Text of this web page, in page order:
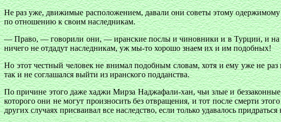
Не раз уже, движимые расположением, давали они советы этому одержимому
по отношению к своим наследникам.
— Право, — говорили они, — иранские послы и чиновники и в Турции, и на
ничего не отдадут наследникам, уж мы-то хорошо знаем их и им подобных!
Но этот честный человек не внимал подобным словам, хотя и ему уже не
так и не соглашался выйти из иранского подданства.
По причине этого даже хаджи Мирза Наджафали-хан, чьи злые и
которого они не могут произносить без отвращения, и тот после смерти
других случаях присваивал все наследство, если только удавалось